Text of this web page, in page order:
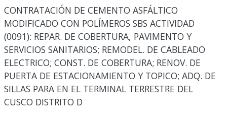
CONTRATACIÓN DE CEMENTO ASFÁLTICO
MODIFICADO CON POLÍMEROS SBS ACTIVIDAD
(0091): REPAR. DE COBERTURA, PAVIMENTO Y
SERVICIOS SANITARIOS; REMODEL. DE CABLEADO
ELECTRICO; CONST. DE COBERTURA; RENOV. DE
PUERTA DE ESTACIONAMIENTO Y TOPICO; ADQ. DE
SILLAS PARA EN EL TERMINAL TERRESTRE DEL
CUSCO DISTRITO D